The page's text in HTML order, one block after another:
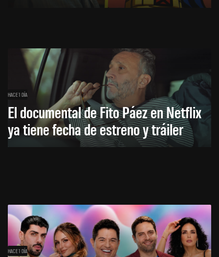
HACE 1 DÍA
El documental de Fito Páez en Netflix
ya tiene fecha de estreno y tráiler
HACE 1 DÍA